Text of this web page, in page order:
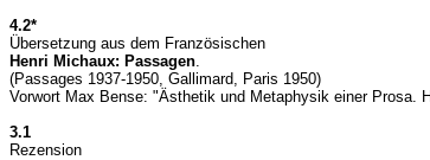
4.2*
Übersetzung aus dem Französischen
Henri Michaux: Passagen.
(Passages 1937-1950, Gallimard, Paris 1950)
Vorwort Max Bense: "Ästhetik und Metaphysik einer Prosa.
3.1
Rezension